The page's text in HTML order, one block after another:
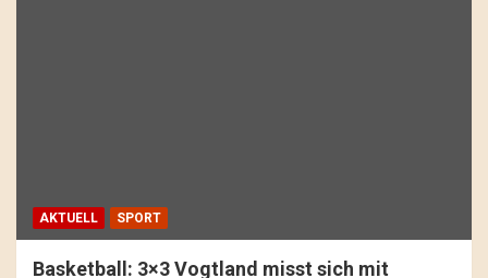
AKTUELL SPORT
Basketball: 3×3 Vogtland misst sich mit